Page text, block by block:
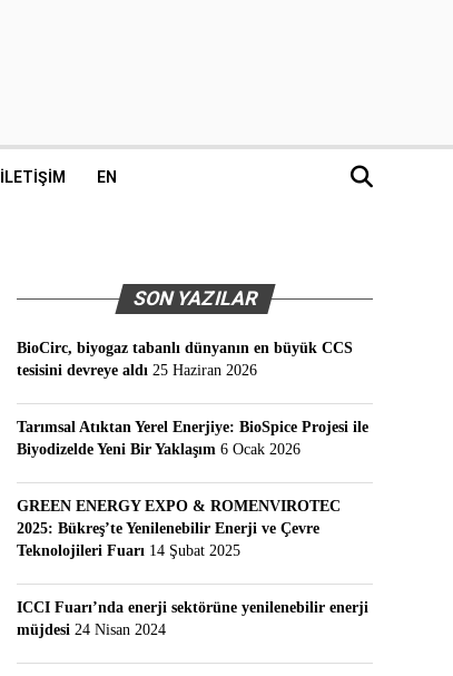
İLETIŞIM EN
SON YAZILAR
BioCirc, biyogaz tabanlı dünyanın en büyük CCS
tesisini devreye aldı 25 Haziran 2026
Tarımsal Atıktan Yerel Enerjiye: BioSpice Projesi ile
Biyodizelde Yeni Bir Yaklaşım 6 Ocak 2026
GREEN ENERGY EXPO & ROMENVIROTEC
2025: Bükreş’te Yenilenebilir Enerji ve Çevre
Teknolojileri Fuarı 14 Şubat 2025
ICCI Fuarı’nda enerji sektörüne yenilenebilir enerji
müjdesi 24 Nisan 2024